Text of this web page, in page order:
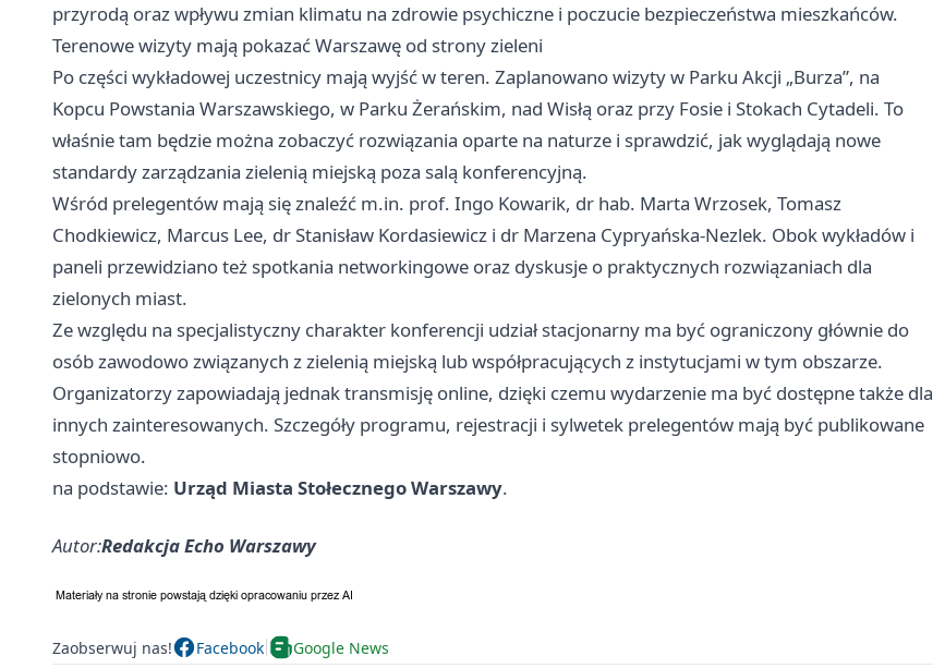
przyrodą oraz wpływu zmian klimatu na zdrowie psychiczne i poczucie bezpieczeństwa mieszkańców.
Terenowe wizyty mają pokazać Warszawę od strony zieleni
Po części wykładowej uczestnicy mają wyjść w teren. Zaplanowano wizyty w Parku Akcji „Burza”, na
Kopcu Powstania Warszawskiego, w Parku Żerańskim, nad Wisłą oraz przy Fosie i Stokach Cytadeli. To
właśnie tam będzie można zobaczyć rozwiązania oparte na naturze i sprawdzić, jak wyglądają nowe
standardy zarządzania zielenią miejską poza salą konferencyjną.
Wśród prelegentów mają się znaleźć m.in. prof. Ingo Kowarik, dr hab. Marta Wrzosek, Tomasz
Chodkiewicz, Marcus Lee, dr Stanisław Kordasiewicz i dr Marzena Cypryańska-Nezlek. Obok wykładów i
paneli przewidziano też spotkania networkingowe oraz dyskusje o praktycznych rozwiązaniach dla
zielonych miast.
Ze względu na specjalistyczny charakter konferencji udział stacjonarny ma być ograniczony głównie do
osób zawodowo związanych z zielenią miejską lub współpracujących z instytucjami w tym obszarze.
Organizatorzy zapowiadają jednak transmisję online, dzięki czemu wydarzenie ma być dostępne także dla
innych zainteresowanych. Szczegóły programu, rejestracji i sylwetek prelegentów mają być publikowane
stopniowo.
na podstawie: Urząd Miasta Stołecznego Warszawy.
Autor:Redakcja Echo Warszawy
Zaobserwuj nas! Facebook Google News